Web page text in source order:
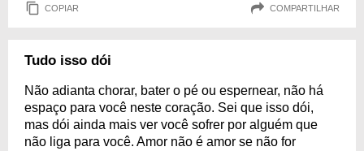
COPIAR COMPARTILHAR
Tudo isso dói
Não adianta chorar, bater o pé ou espernear, não há
espaço para você neste coração. Sei que isso dói,
mas dói ainda mais ver você sofrer por alguém que
não liga para você. Amor não é amor se não for